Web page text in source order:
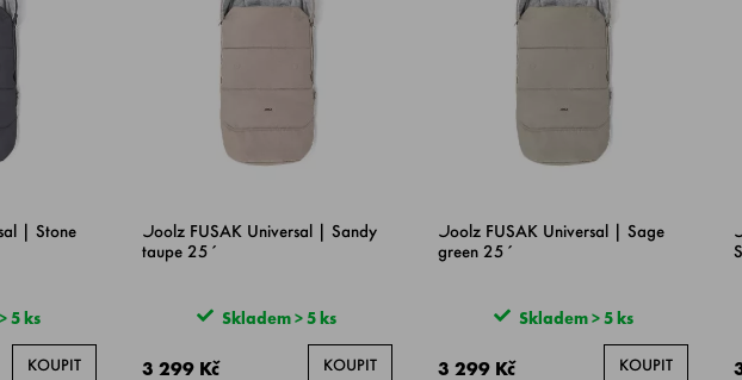
| Stone
5 ks
KOUPIT
Joolz FUSAK Universal | Sandy
taupe 25´
Skladem > 5 ks
3 299 Kč KOUPIT
Joolz FUSAK Universal | Sage
green 25´
Skladem > 5 ks
3 299 Kč KOUPIT